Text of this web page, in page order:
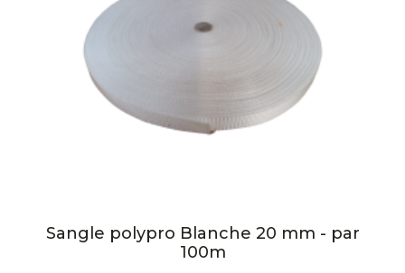
Sangle polypro Blanche 20 mm - par
100m